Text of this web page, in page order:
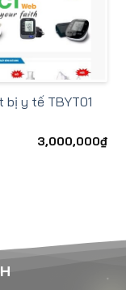
bị y tế TBYT01
3,000,000₫